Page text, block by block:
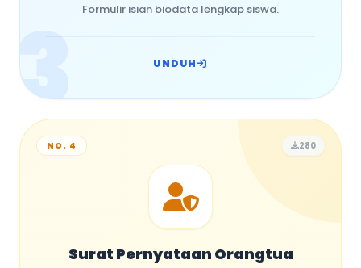
3 Formulir isian biodata lengkap siswa.
UNDUH
NO. 4 280
Surat Pernyataan Orangtua